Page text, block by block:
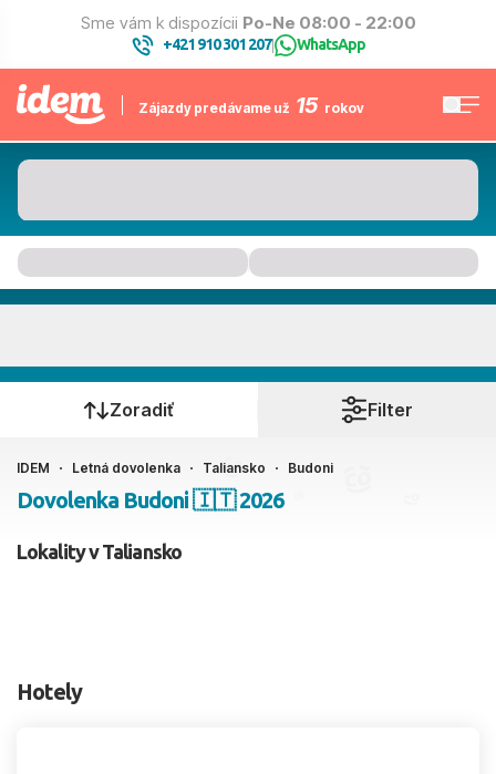
Sme vám k dispozícii Po-Ne 08:00 - 22:00
+421 910 301 207| WhatsApp
Zájazdy predávame už 15 rokov
Kedy cestujete?
Ako cestujete?
2 dospelí, 0 deti
Zoradiť Filter
IDEM Letná dovolenka Taliansko Budoni
Dovolenka Budoni 🇮🇹 2026
Lokality v Taliansko
Hotely